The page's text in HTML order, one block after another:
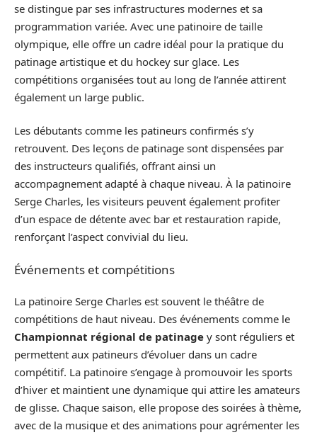
se distingue par ses infrastructures modernes et sa
programmation variée. Avec une patinoire de taille
olympique, elle offre un cadre idéal pour la pratique du
patinage artistique et du hockey sur glace. Les
compétitions organisées tout au long de l’année attirent
également un large public.
Les débutants comme les patineurs confirmés s’y
retrouvent. Des leçons de patinage sont dispensées par
des instructeurs qualifiés, offrant ainsi un
accompagnement adapté à chaque niveau. À la patinoire
Serge Charles, les visiteurs peuvent également profiter
d’un espace de détente avec bar et restauration rapide,
renforçant l’aspect convivial du lieu.
Événements et compétitions
La patinoire Serge Charles est souvent le théâtre de
compétitions de haut niveau. Des événements comme le
Championnat régional de patinage y sont réguliers et
permettent aux patineurs d’évoluer dans un cadre
compétitif. La patinoire s’engage à promouvoir les sports
d’hiver et maintient une dynamique qui attire les amateurs
de glisse. Chaque saison, elle propose des soirées à thème,
avec de la musique et des animations pour agrémenter les